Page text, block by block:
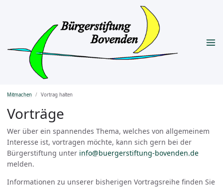
Mitmachen Vortrag halten
Vorträge
Wer über ein spannendes Thema, welches von allgemeinem
Interesse ist, vortragen möchte, kann sich gern bei der
Bürgerstiftung unter info@buergerstiftung-bovenden.de
melden.
Informationen zu unserer bisherigen Vortragsreihe finden Sie